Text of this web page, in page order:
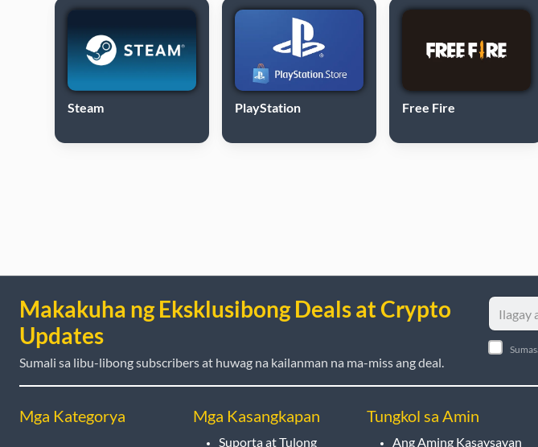
Steam PlayStation Free Fire
Makakuha ng Eksklusibong Deals at Crypto
Updates
Sumali sa libu-libong subscribers at huwag na kailanman na ma-miss ang deal.
Mga Kategorya Mga Kasangkapan
Suporta at Tulong
Tungkol sa Amin
Ang Aming Kasaysayan